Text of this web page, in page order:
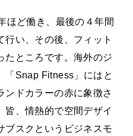
ほど働き、最後の４年間
行い、その後、フィット
たところです。海外のジ
「Snap Fitness」にはと
ンドカラーの赤に象徴さ
皆、情熱的で空間デザイ
ブスクというビジネスモ